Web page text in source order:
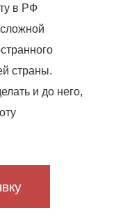
в РФ
страны.
и до него,